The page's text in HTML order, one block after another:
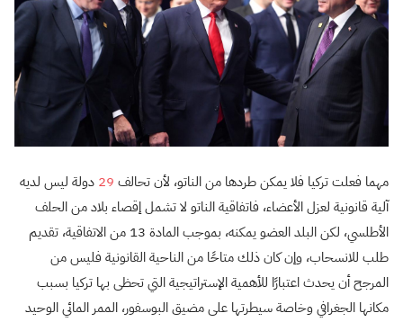
مهما فعلت تركيا فلا يمكن طردها من الناتو، لأن تحالف 29 دولة ليس لديه
آلية قانونية لعزل الأعضاء، فاتفاقية الناتو لا تشمل إقصاء بلاد من الحلف
الأطلسي، لكن البلد العضو يمكنه، بموجب المادة 13 من الاتفاقية، تقديم
طلب للانسحاب، وإن كان ذلك متاحًا من الناحية القانونية فليس من
المرجح أن يحدث اعتبارًا للأهمية الإستراتيجية التي تحظى بها تركيا بسبب
مكانها الجغرافي وخاصة سيطرتها على مضيق البوسفور، الممر المائي الوحيد